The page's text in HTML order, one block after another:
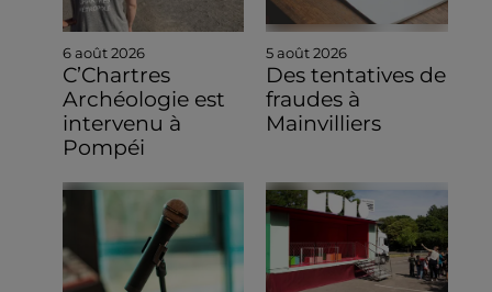
6 août 2026
C’Chartres
Archéologie est
intervenu à
Pompéi
5 août 2026
Des tentatives de
fraudes à
Mainvilliers